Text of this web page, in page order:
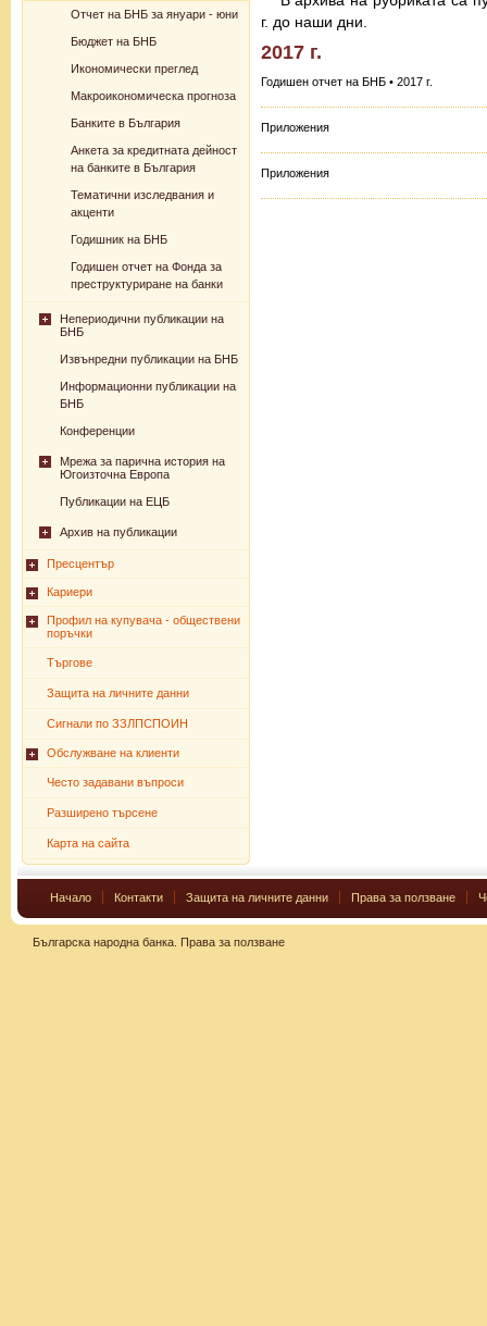
Отчет на БНБ за януари - юни
Бюджет на БНБ
Икономически преглед
Макроикономическа прогноза
Банките в България
Анкета за кредитната дейност
на банките в България
Тематични изследвания и
акценти
Годишник на БНБ
Годишен отчет на Фонда за
преструктуриране на банки
Непериодични публикации на
БНБ
Извънредни публикации на БНБ
Информационни публикации на
БНБ
Конференции
Мрежа за парична история на
Югоизточна Европа
Публикации на ЕЦБ
Архив на публикации
Пресцентър
Кариери
Профил на купувача - обществени
поръчки
Търгове
Защита на личните данни
Сигнали по ЗЗЛПСПОИН
Обслужване на клиенти
Често задавани въпроси
Разширено търсене
Карта на сайта
г. до наши дни.
2017 г.
Годишен отчет на БНБ • 2017 г.
Приложения
Приложения
Начало Контакти Защита на личните данни Права за ползване
Българска народна банка. Права за ползване